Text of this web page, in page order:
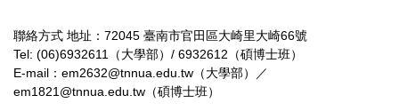
聯絡方式 地址：72045 臺南市官田區大崎里大崎66號
Tel: (06)6932611（大學部）/ 6932612（碩博士班）
E-mail：em2632@tnnua.edu.tw（大學部）／
em1821@tnnua.edu.tw（碩博士班）